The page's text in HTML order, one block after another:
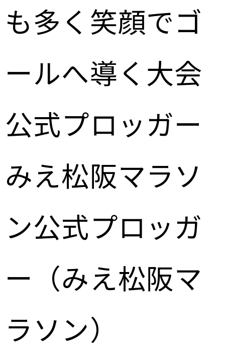
も多く笑顔でゴ
ールへ導く大会
公式プロッガー
みえ松阪マラソ
ン公式プロッガ
ー（みえ松阪マ
ラソン）